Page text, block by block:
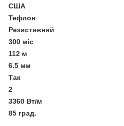
США
Тефлон
Резистивний
300 міс
112 м
6.5 мм
Так
2
3360 Вт/м
85 град.